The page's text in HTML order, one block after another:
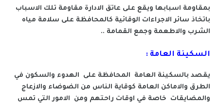
بمقاومة اسبابها ويقع على عاتق الادارة مقاومة تلك الاسباب
باتخاذ سائر الاجراءات الوقائية كالمحافظة على سلامة مياه
الشرب والاطعمة وجمع القمامة ..
السكينة العامة :
يقصد بالسكينة العامة المحافظة على الهدوء والسكون في
الطرق والاماكن العامة كوقاية الناس من الضوضاء والازعاج
والمضايقات خاصة في اوقات راحتهم ومن الامور التي تمس